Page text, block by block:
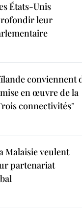
États-Unis
leur
conviennent
en œuvre de la
connectivités"
Malaisie veulent
partenariat